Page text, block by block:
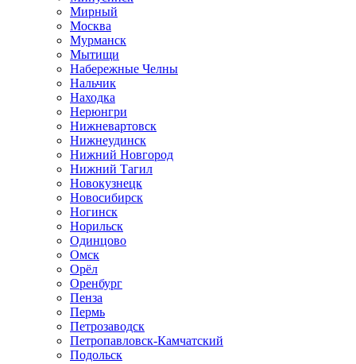
Мирный
Москва
Мурманск
Мытищи
Набережные Челны
Нальчик
Находка
Нерюнгри
Нижневартовск
Нижнеудинск
Нижний Новгород
Нижний Тагил
Новокузнецк
Новосибирск
Ногинск
Норильск
Одинцово
Омск
Орёл
Оренбург
Пенза
Пермь
Петрозаводск
Петропавловск-Камчатский
Подольск